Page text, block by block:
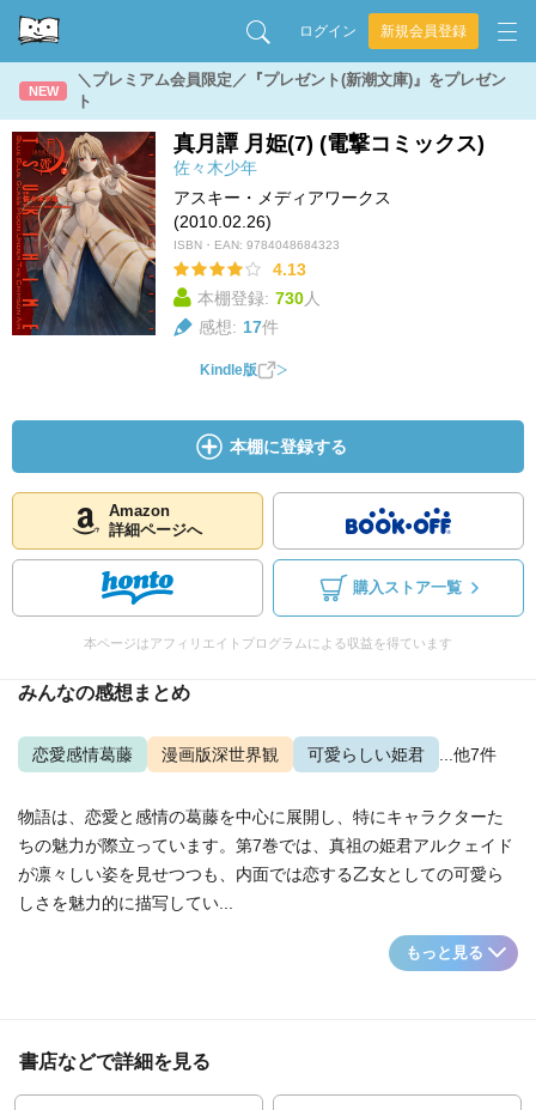
ログイン 新規会員登録
NEW
＼プレミアム会員限定／『プレゼント(新潮文庫)』をプレゼン
ト
真月譚 月姫(7) (電撃コミックス)
佐々木少年
アスキー・メディアワークス
(2010.02.26)
ISBN・EAN: 9784048684323
4.13
本棚登録: 730人
感想: 17件
Kindle版
本棚に登録する
Amazon
詳細ページへ
購入ストア一覧
本ページはアフィリエイトプログラムによる収益を得ています
みんなの感想まとめ
恋愛感情葛藤 漫画版深世界観 可愛らしい姫君 ...他7件
物語は、恋愛と感情の葛藤を中心に展開し、特にキャラクターた
ちの魅力が際立っています。第7巻では、真祖の姫君アルクェイド
が凛々しい姿を見せつつも、内面では恋する乙女としての可愛ら
しさを魅力的に描写してい...
もっと見る
書店などで詳細を見る